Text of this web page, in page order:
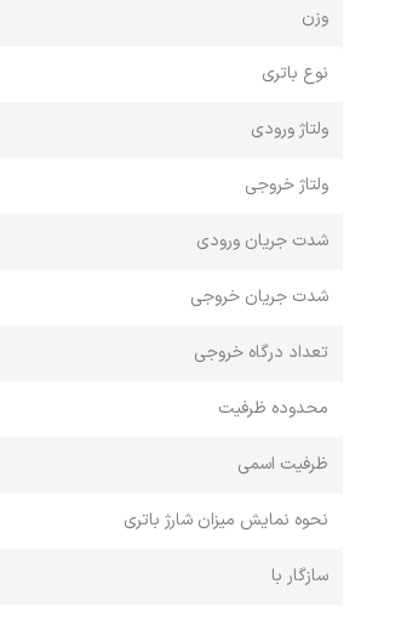
وزن
نوع باتری
ولتاژ ورودی
ولتاژ خروجی
شدت جریان ورودی
شدت جریان خروجی
تعداد درگاه خروجی
محدوده ظرفیت
ظرفیت اسمی
نحوه نمایش میزان شارژ باتری
سازگار با